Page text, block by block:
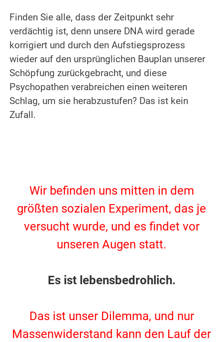
Finden Sie alle, dass der Zeitpunkt sehr
verdächtig ist, denn unsere DNA wird gerade
korrigiert und durch den Aufstiegsprozess
wieder auf den ursprünglichen Bauplan unserer
Schöpfung zurückgebracht, und diese
Psychopathen verabreichen einen weiteren
Schlag, um sie herabzustufen? Das ist kein
Zufall.
Wir befinden uns mitten in dem
größten sozialen Experiment, das je
versucht wurde, und es findet vor
unseren Augen statt.
Es ist lebensbedrohlich.
Das ist unser Dilemma, und nur
Massenwiderstand kann den Lauf der